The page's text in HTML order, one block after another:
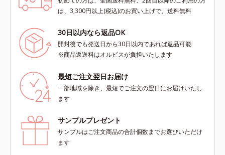
は、3,300円以上(税込)のお買い上げで、送料無料
30日以内なら返品OK
開封後でも発送日から30日以内であれば返品可能
※商品返送料はオルビスが負担いたします
最短ご注文翌日お届け
一部地域を除き、最短でご注文の翌日にお届けいたし
ます
サンプルプレゼント
サンプルはご注文商品の合計個数までお選びいただけ
ます